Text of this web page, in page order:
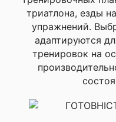
Возможность
большого шрифта
триатлона, езды
упражнений.
адаптируются
тренировок на
Отличные
работает,
точный
Моя оценка —
Доставка
курьер
буду